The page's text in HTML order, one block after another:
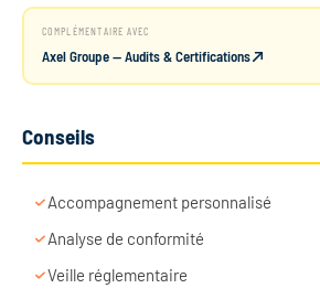
COMPLÉMENTAIRE AVEC
Axel Groupe — Audits & Certifications
Conseils
Accompagnement personnalisé
Analyse de conformité
Veille réglementaire